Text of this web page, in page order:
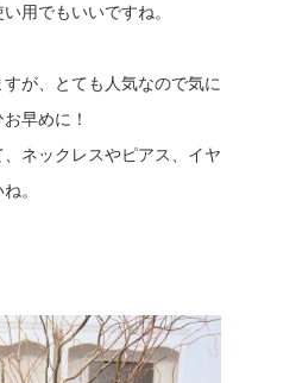
用でもいいですね。
が、とても人気なので気に
早めに！
ネックレスやピアス、イヤ
。